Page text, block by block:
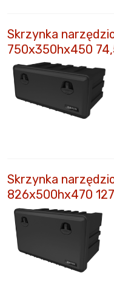
Skrzynka
750x350hx450
Skrzynka
826x500hx470